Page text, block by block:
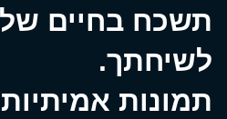
תשכח בחיים
לשיחתך.
תמונות